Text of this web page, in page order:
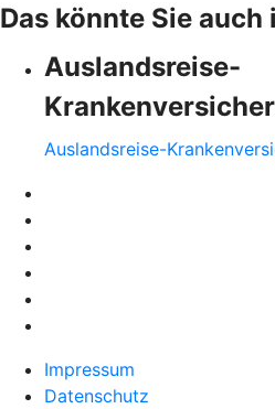
Das könnte Sie
Auslandsreise-
Auslandsreise-
Impressum
Datenschutz